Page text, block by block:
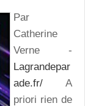
Par
Catherine
Verne -
Lagrandepar
ade.fr/ A
priori rien de